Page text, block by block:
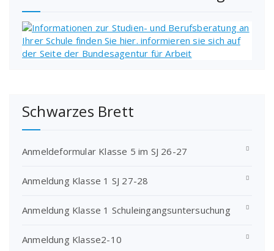
Schwarzes Brett
Anmeldeformular Klasse 5 im SJ 26-27
Anmeldung Klasse 1 SJ 27-28
Anmeldung Klasse 1 Schuleingangsuntersuchung
Anmeldung Klasse2-10